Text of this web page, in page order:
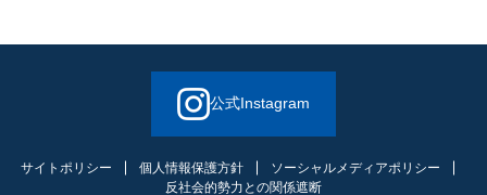
公式Instagram
サイトポリシー 個人情報保護方針
ソーシャルメディアポリシー
反社会的勢力との関係遮断